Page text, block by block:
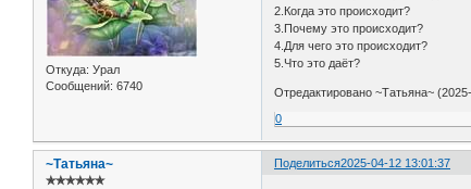
Откуда: Урал
Сообщений: 6740
2.Когда это происходит?
3.Почему это происходит?
4.Для чего это происходит?
5.Что это даёт?
Отредактировано ~Татьяна~
0
Поделиться2025-04-12 13:01:37
~Татьяна~
✯✯✯✯✯✯